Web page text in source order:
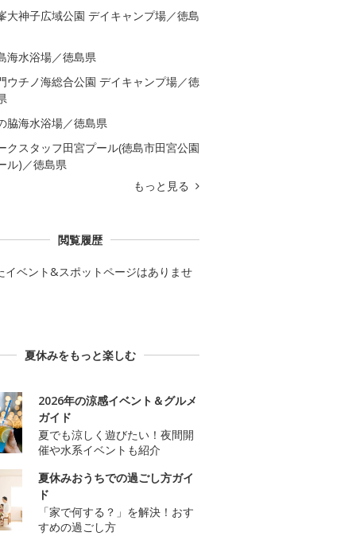
大神子広域公園 デイキャンプ場／徳島
海水浴場／徳島県
ウチノ海総合公園 デイキャンプ場／徳
脇海水浴場／徳島県
クスタッフ田宮プール(徳島市田宮公園
ル)／徳島県
もっと見る
閲覧履歴
イベント&スポットページはありませ
夏休みをもっと楽しむ
2026年の涼感イベント＆グルメ
ガイド
夏でも涼しく遊びたい！夜間開
催や水系イベントも紹介
夏休みおうちでの過ごし方ガイ
ド
「家で何する？」を解決！おす
すめの過ごし方